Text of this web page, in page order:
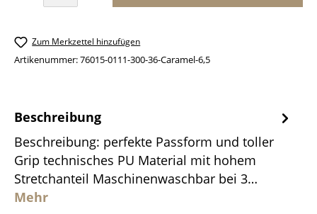
Zum Merkzettel hinzufügen
Artikenummer:76015-0111-300-36-Caramel-6,5
Beschreibung
Beschreibung: perfekte Passform und toller
Grip technisches PU Material mit hohem
Stretchanteil Maschinenwaschbar bei 3…
Mehr